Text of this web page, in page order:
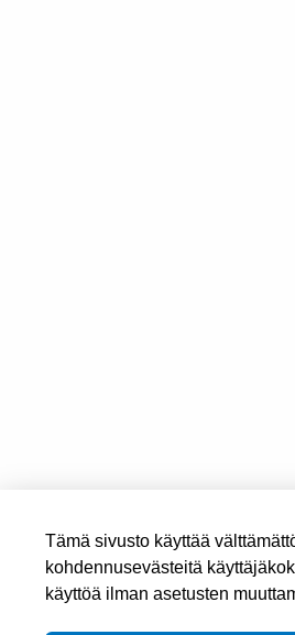
Tämä sivusto käyttää
kohdennusevästeitä
käyttöä ilman asetusten